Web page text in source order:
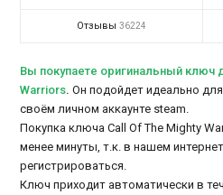
Отзывы 36224
Вы покупаете оригинальный ключ
Warriors. Он подойдет идеально для
своём личном аккаунте steam.
Покупка ключа Call Of The Mighty
менее минуты, т.к. в нашем
регистрироваться.
Ключ приходит автоматически в